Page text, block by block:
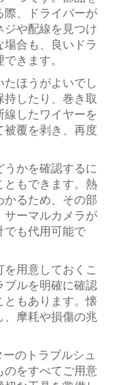
際、ドライバーが
ジや配線を見つけ
合も、良いドラ
きます。
たほうがよいでし
持したり、巻き取
線したワイヤーを
被覆を剥き、再度
かを確認するに
ともできます。熱
かるため、その部
サーマルカメラが
でも代用可能で
用意しておくこ
ブルを明確に確認
ともあります。懐
、摩耗や損傷の兆
のトラブルシュ
のをすべてご用意